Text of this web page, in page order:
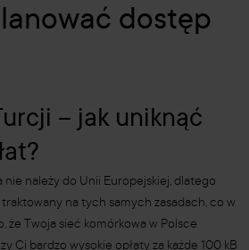
dostęp
– jak uniknąć
należy do Unii Europejskiej, dlatego
na tych samych zasadach, co w
że Twoja sieć komórkowa w Polsce
Ci bardzo wysokie opłaty za każde 100 kB